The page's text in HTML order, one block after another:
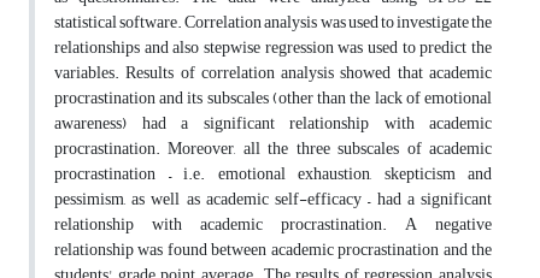
statistical software. Correlation analysis was used to investigate the
relationships and also stepwise regression was used to predict the
variables. Results of correlation analysis showed that academic
procrastination and its subscales (other than the lack of emotional
awareness) had a significant relationship with academic
procrastination. Moreover, all the three subscales of academic
procrastination – i.e. emotional exhaustion, skepticism and
pessimism, as well as academic self-efficacy – had a significant
relationship with academic procrastination. A negative
relationship was found between academic procrastination and the